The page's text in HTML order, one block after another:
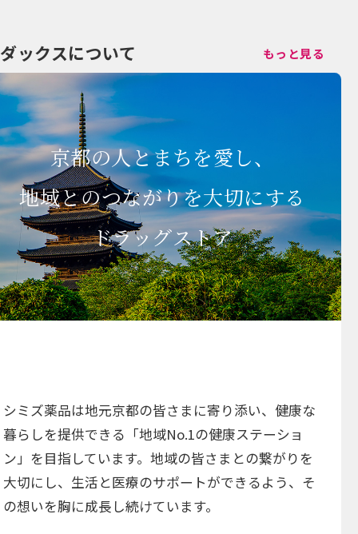
ダックスについて もっと見る
京都の人とまちを愛し、
地域とのつながりを大切にする
ドラッグストア
シミズ薬品は地元京都の皆さまに寄り添い、健康な
暮らしを提供できる「地域No.1の健康ステーショ
ン」を目指しています。地域の皆さまとの繋がりを
大切にし、生活と医療のサポートができるよう、そ
の想いを胸に成長し続けています。